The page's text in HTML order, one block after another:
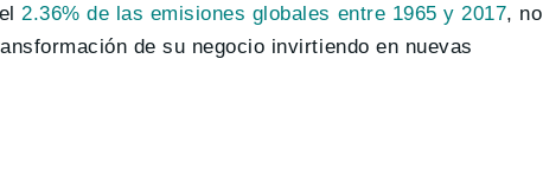
2.36% de las emisiones globales entre 1965 y 2017, no
de su negocio invirtiendo en nuevas